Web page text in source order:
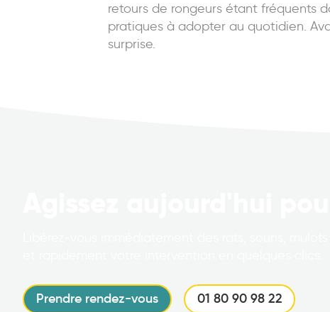
retours de rongeurs étant fréquents
pratiques à adopter au quotidien.
surprise.
Prendre rendez-vous 01 80 90 98 22